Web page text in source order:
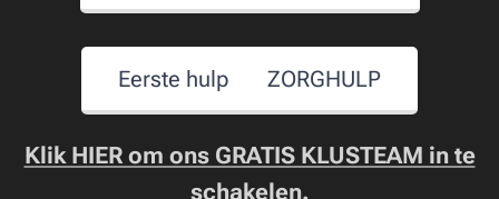
Eerste hulp 🆘 ZORGHULP
Klik HIER om ons GRATIS KLUSTEAM in te
schakelen.